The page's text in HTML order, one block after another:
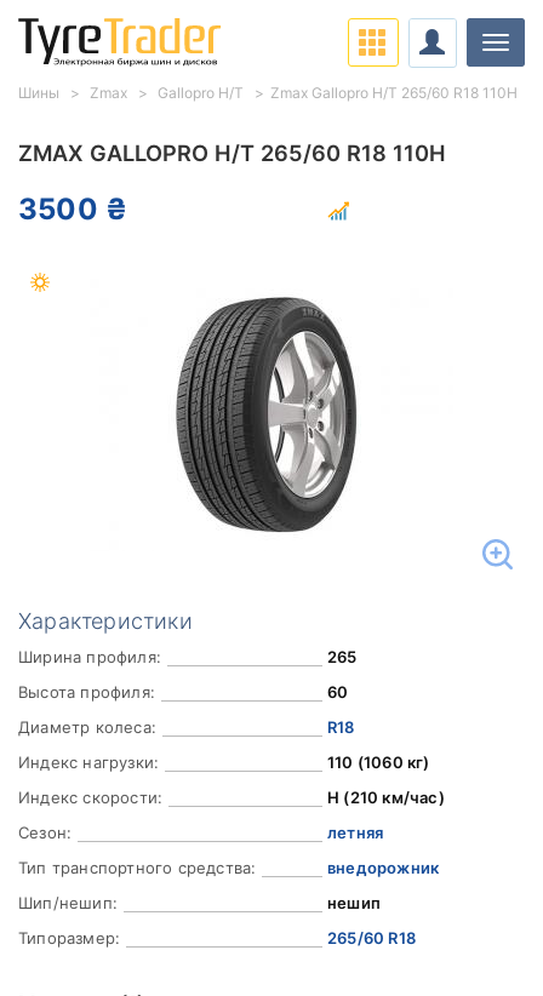
ZMAX GALLOPRO H/T 265/60 R18 110H
3500 ₴
Характеристики
Ширина профиля:
265
Высота профиля:
60
Диаметр колеса:
R18
Индекс нагрузки:
110 (1060 кг)
Индекс скорости:
H (210 км/час)
Сезон:
летняя
Тип транспортного средства:
внедорожник
Шип/нешип:
нешип
Типоразмер:
265/60 R18
Шины Zmax Gallopro H/T Zmax Gallopro H/T 265/60 R18 110H